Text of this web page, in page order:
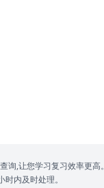
,让您学习复习效率更高。
内及时处理。